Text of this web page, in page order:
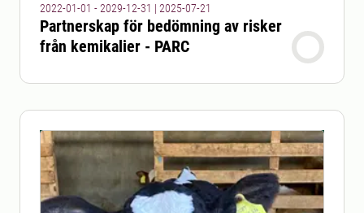
2022-01-01 - 2029-12-31 | 2025-07-21
Partnerskap för bedömning av risker
från kemikalier - PARC